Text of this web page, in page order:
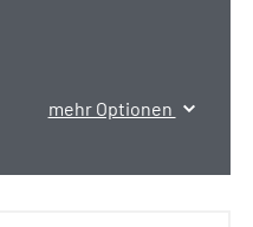
mehr Optionen